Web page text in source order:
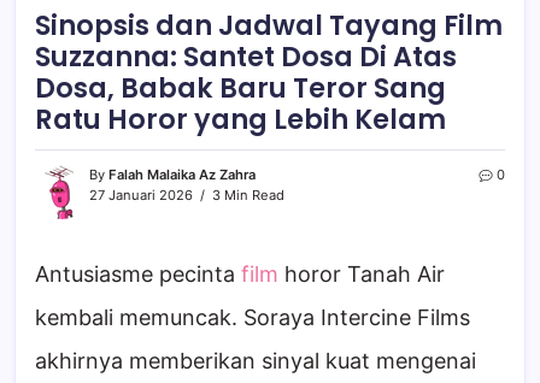
Sinopsis dan Jadwal Tayang Film
Suzzanna: Santet Dosa Di Atas
Dosa, Babak Baru Teror Sang
Ratu Horor yang Lebih Kelam
By Falah Malaika Az Zahra
27 Januari 2026
3 Min Read
0
Antusiasme pecinta film horor Tanah Air
kembali memuncak. Soraya Intercine Films
akhirnya memberikan sinyal kuat mengenai